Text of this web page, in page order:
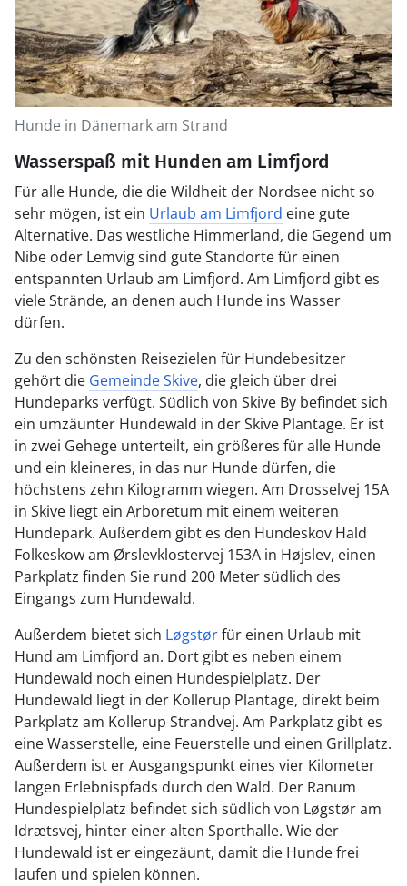
Hunde in Dänemark am Strand
Wasserspaß mit Hunden am Limfjord
Für alle Hunde, die die Wildheit der Nordsee nicht so
sehr mögen, ist ein Urlaub am Limfjord eine gute
Alternative. Das westliche Himmerland, die Gegend um
Nibe oder Lemvig sind gute Standorte für einen
entspannten Urlaub am Limfjord. Am Limfjord gibt es
viele Strände, an denen auch Hunde ins Wasser
dürfen.
Zu den schönsten Reisezielen für Hundebesitzer
gehört die Gemeinde Skive, die gleich über drei
Hundeparks verfügt. Südlich von Skive By befindet sich
ein umzäunter Hundewald in der Skive Plantage. Er ist
in zwei Gehege unterteilt, ein größeres für alle Hunde
und ein kleineres, in das nur Hunde dürfen, die
höchstens zehn Kilogramm wiegen. Am Drosselvej 15A
in Skive liegt ein Arboretum mit einem weiteren
Hundepark. Außerdem gibt es den Hundeskov Hald
Folkeskow am Ørslevklostervej 153A in Højslev, einen
Parkplatz finden Sie rund 200 Meter südlich des
Eingangs zum Hundewald.
Außerdem bietet sich Løgstørfür einen Urlaub mit
Hund am Limfjord an. Dort gibt es neben einem
Hundewald noch einen Hundespielplatz. Der
Hundewald liegt in der Kollerup Plantage, direkt beim
Parkplatz am Kollerup Strandvej. Am Parkplatz gibt es
eine Wasserstelle, eine Feuerstelle und einen Grillplatz.
Außerdem ist er Ausgangspunkt eines vier Kilometer
langen Erlebnispfads durch den Wald. Der Ranum
Hundespielplatz befindet sich südlich von Løgstør am
Idrætsvej, hinter einer alten Sporthalle. Wie der
Hundewald ist er eingezäunt, damit die Hunde frei
laufen und spielen können.